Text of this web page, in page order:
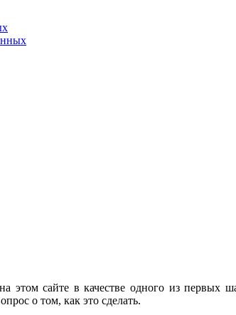
этом сайте в качестве одного из первых
о том, как это сделать.